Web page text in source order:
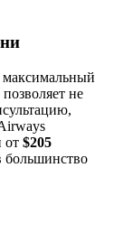
не
от $205